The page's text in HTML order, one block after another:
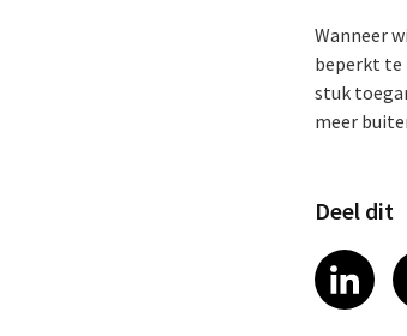
Wanneer
beperkt te
stuk
meer
Deel dit